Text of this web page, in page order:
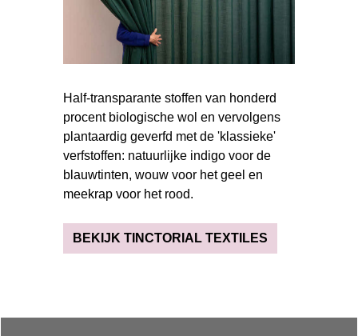
Half-transparante stoffen van honderd
procent biologische wol en vervolgens
plantaardig geverfd met de 'klassieke'
verfstoffen: natuurlijke indigo voor de
blauwtinten, wouw voor het geel en
meekrap voor het rood.
BEKIJK TINCTORIAL TEXTILES